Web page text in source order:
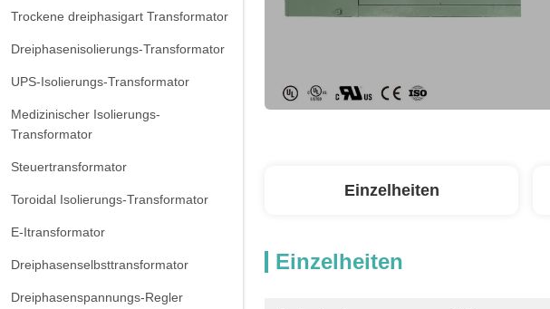
Trockene dreiphasigart Transformator
Dreiphasenisolierungs-Transformator
UPS-Isolierungs-Transformator
Medizinischer Isolierungs-
Transformator
Steuertransformator
Toroidal Isolierungs-Transformator
E-Itransformator
Dreiphasenselbsttransformator
Dreiphasenspannungs-Regler
Einzelheiten
Einzelheiten